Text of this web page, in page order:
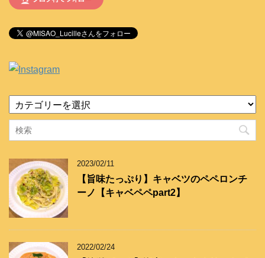
テ
ゴ
リ
2023/02/11
【旨味たっぷり】キャベツのペペロンチ
ーノ【キャベペペpart2】
2022/02/24